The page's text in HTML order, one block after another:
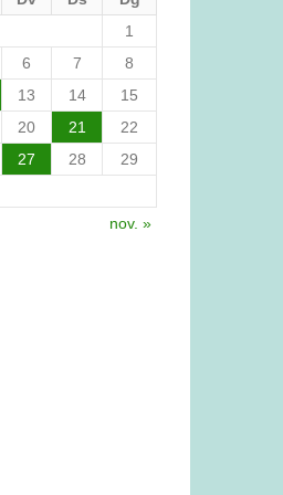
1
6 7
8
13 14
15
20 21
22
27 28
29
nov. »